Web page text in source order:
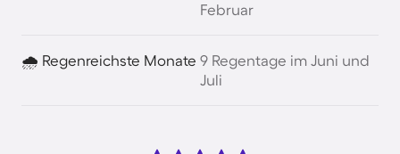
Februar
🌧️ Regenreichste Monate 9 Regentage im Juni und
Juli